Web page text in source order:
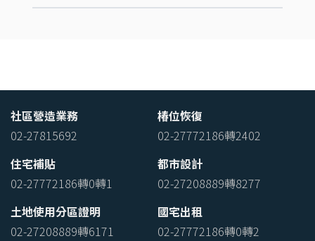
社區營造業務
02-27815692
椿位恢復
02-27772186轉2402
住宅補貼
02-27772186轉0轉1
都市設計
02-27208889轉8277
土地使用分區證明
02-27208889轉6171
國宅出租
02-27772186轉0轉2